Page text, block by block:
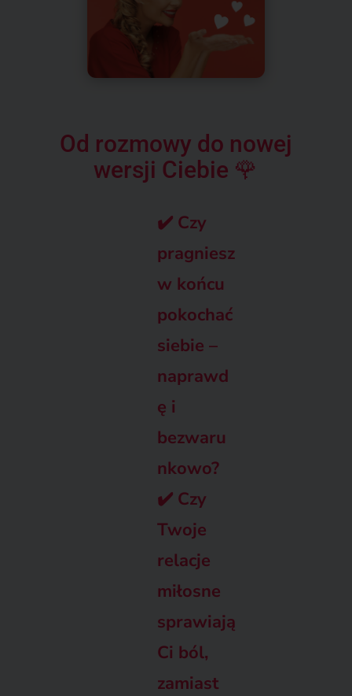
Od rozmowy do nowej
wersji Ciebie 🌹
✔️Czy
pragniesz
w końcu
pokochać
siebie –
naprawd
ę i
bezwaru
nkowo?
✔️Czy
Twoje
relacje
miłosne
sprawiają
Ci ból,
zamiast